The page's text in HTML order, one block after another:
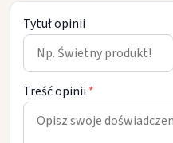
Tytuł opinii
Treść opinii *